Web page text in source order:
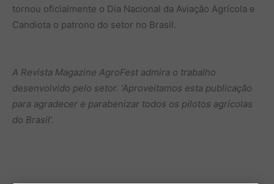
tornou oficialmente o Dia Nacional da Aviação Agrícola e
Candiota o patrono do setor no Brasil.
A Revista Magazine AgroFest admira o trabalho
desenvolvido pelo setor. ‘Aproveitamos esta publicação
para agradecer e parabenizar todos os pilotos agrícolas
do Brasil’.